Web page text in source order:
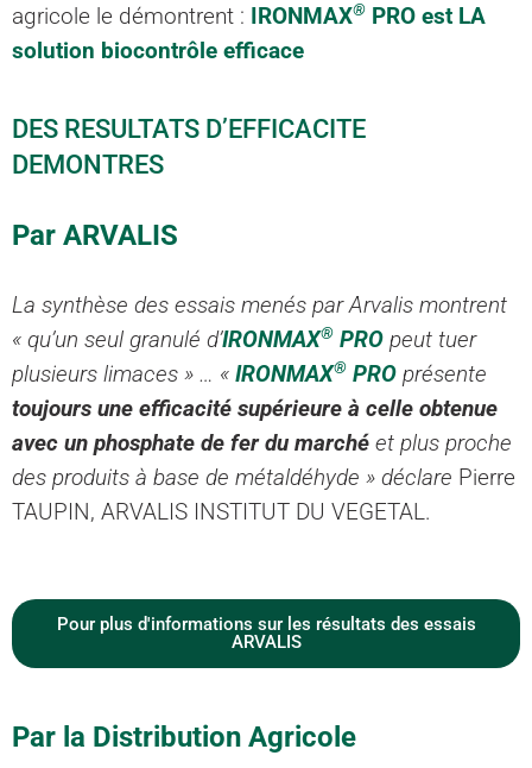
agricole le démontrent : IRONMAX® PRO est LA
solution biocontrôle efficace
DES RESULTATS D’EFFICACITE
DEMONTRES
Par ARVALIS
La synthèse des essais menés par Arvalis montrent
« qu’un seul granulé d’IRONMAX® PRO peut tuer
plusieurs limaces » … « IRONMAX® PRO présente
toujours une efficacité supérieure à celle obtenue
avec un phosphate de fer du marché et plus proche
des produits à base de métaldéhyde » déclare Pierre
TAUPIN, ARVALIS INSTITUT DU VEGETAL.
Pour plus d'informations sur les résultats des essais
ARVALIS
Par la Distribution Agricole